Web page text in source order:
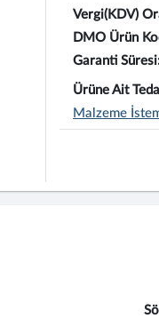
Vergi(KDV)
DMO Ürün
Garanti
Ürüne Ait
Malzeme